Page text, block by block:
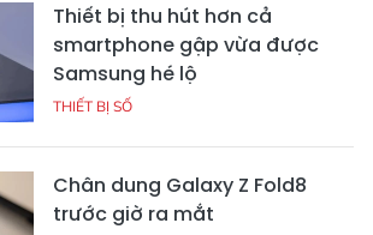
Thiết bị thu hút hơn cả
smartphone gập vừa được
Samsung hé lộ
THIẾT BỊ SỐ
Chân dung Galaxy Z Fold8
trước giờ ra mắt